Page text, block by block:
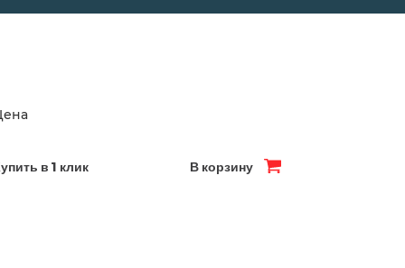
в 1 клик В корзину